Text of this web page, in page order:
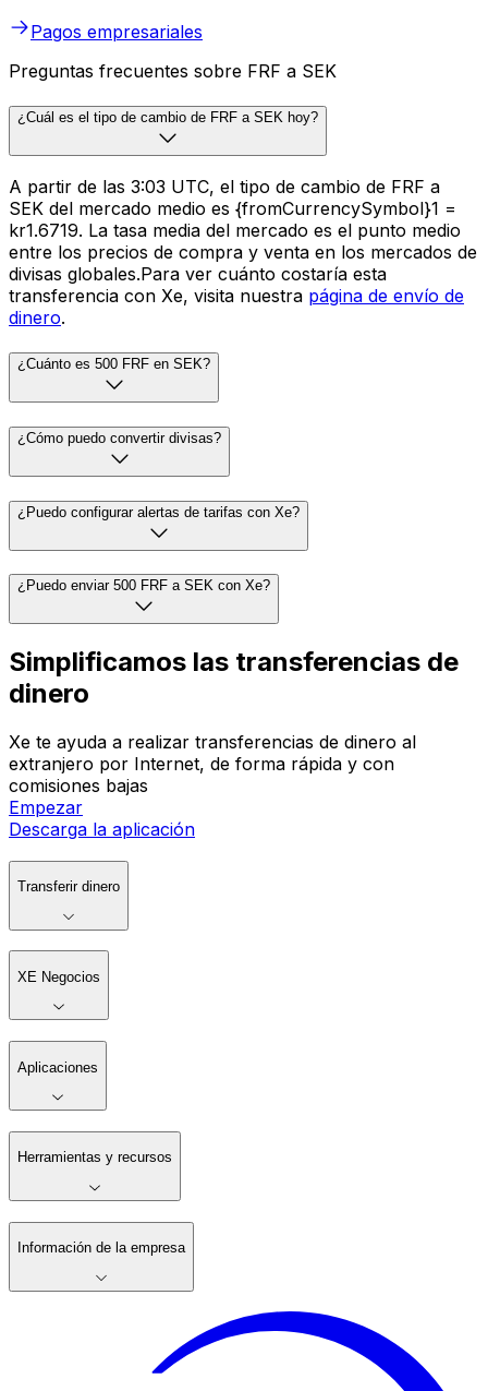
Pagos empresariales
Preguntas frecuentes sobre FRF a SEK
¿Cuál es el tipo de cambio de FRF a SEK hoy?
A partir de las 3:03 UTC, el tipo de cambio de FRF a
SEK del mercado medio es {fromCurrencySymbol}1 =
kr1.6719. La tasa media del mercado es el punto medio
entre los precios de compra y venta en los mercados de
divisas globales.Para ver cuánto costaría esta
transferencia con Xe, visita nuestra página de envío de
dinero.
¿Cuánto es 500 FRF en SEK?
¿Cómo puedo convertir divisas?
¿Puedo configurar alertas de tarifas con Xe?
¿Puedo enviar 500 FRF a SEK con Xe?
Simplificamos las transferencias de
dinero
Xe te ayuda a realizar transferencias de dinero al
extranjero por Internet, de forma rápida y con
comisiones bajas
Empezar
Descarga la aplicación
Transferir dinero
XE Negocios
Aplicaciones
Herramientas y recursos
Información de la empresa